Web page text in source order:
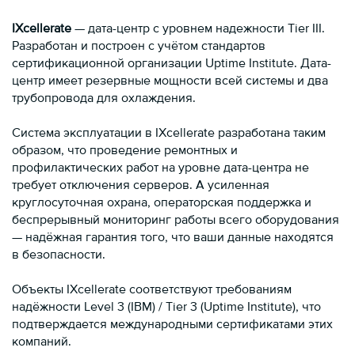
IXcellerate — дата-центр с уровнем надежности Tier III.
Разработан и построен с учётом стандартов
сертификационной организации Uptime Institute. Дата-
центр имеет резервные мощности всей системы и два
трубопровода для охлаждения.
Система эксплуатации в IXcellerate разработана таким
образом, что проведение ремонтных и
профилактических работ на уровне дата-центра не
требует отключения серверов. А усиленная
круглосуточная охрана, операторская поддержка и
беспрерывный мониторинг работы всего оборудования
— надёжная гарантия того, что ваши данные находятся
в безопасности.
Объекты IXcellerate соответствуют требованиям
надёжности Level 3 (IBM) / Tier 3 (Uptime Institute), что
подтверждается международными сертификатами этих
компаний.